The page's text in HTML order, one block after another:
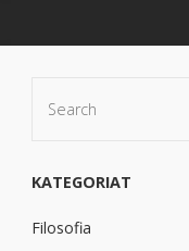
KATEGORIAT
Filosofia